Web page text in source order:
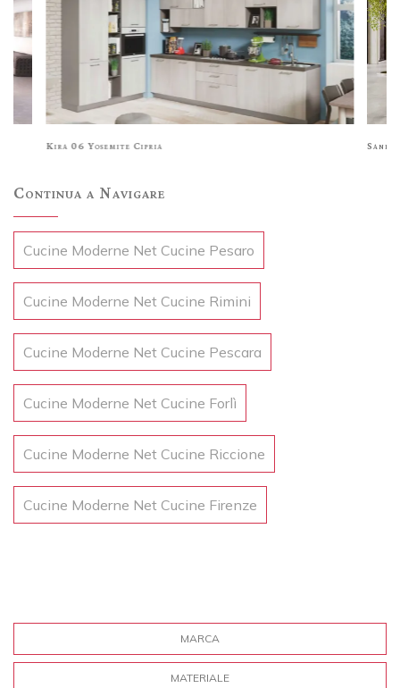
Kira 06 Yosemite Cipria
Continua a Navigare
Cucine Moderne Net Cucine Pesaro
Cucine Moderne Net Cucine Rimini
Cucine Moderne Net Cucine Pescara
Cucine Moderne Net Cucine Forlì
Cucine Moderne Net Cucine Riccione
Cucine Moderne Net Cucine Firenze
MARCA
MATERIALE